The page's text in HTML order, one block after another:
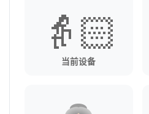
👵🏻
当前设备